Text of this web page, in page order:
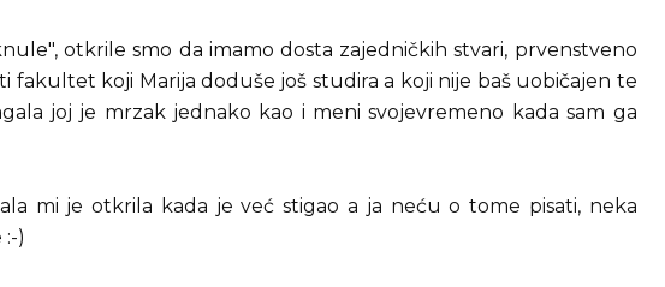
otkrile smo da imamo dosta zajedničkih stvari, prvenstveno
fakultet koji Marija doduše još studira a koji nije baš uobičajen te
joj je mrzak jednako kao i meni svojevremeno kada sam ga
mi je otkrila kada je već stigao a ja neću o tome pisati, neka
)